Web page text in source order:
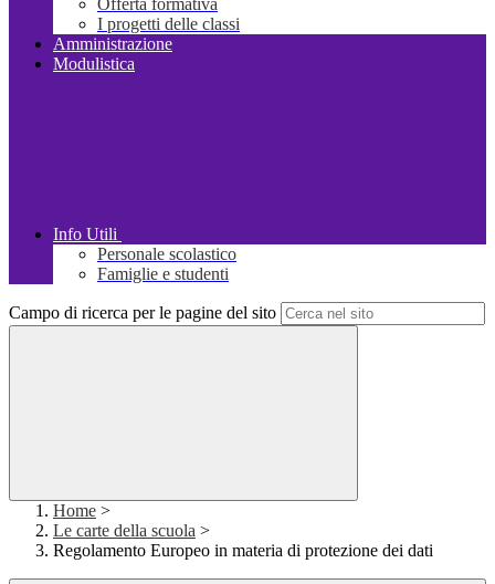
Offerta formativa
I progetti delle classi
Amministrazione
Modulistica
Info Utili
Personale scolastico
Famiglie e studenti
Campo di ricerca per le pagine del sito
Home >
Le carte della scuola >
Regolamento Europeo in materia di protezione dei dati